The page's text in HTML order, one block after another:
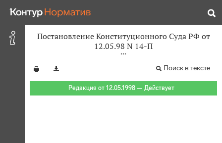
Постановление Конституционного Суда РФ от
12.05.98 N 14-П
Поиск в тексте
Редакция от 12.05.1998 — Действует